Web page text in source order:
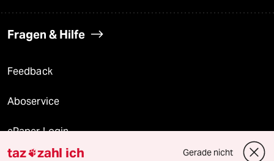
Fragen & Hilfe
Feedback
Aboservice
ePaper Login
taz zahl ich Gerade nicht